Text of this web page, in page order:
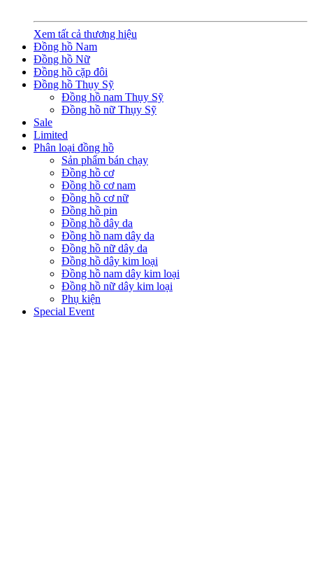
Xem tất cả thương hiệu
Đồng hồ Nam
Đồng hồ Nữ
Đồng hồ cặp đôi
Đồng hồ Thụy Sỹ
Đồng hồ nam Thụy Sỹ
Đồng hồ nữ Thụy Sỹ
Sale
Limited
Phân loại đồng hồ
Sản phẩm bán chạy
Đồng hồ cơ
Đồng hồ cơ nam
Đồng hồ cơ nữ
Đồng hồ pin
Đồng hồ dây da
Đồng hồ nam dây da
Đồng hồ nữ dây da
Đồng hồ dây kim loại
Đồng hồ nam dây kim loại
Đồng hồ nữ dây kim loại
Phụ kiện
Special Event